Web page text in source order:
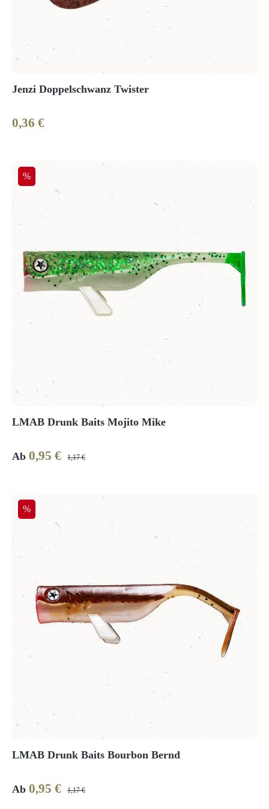
Jenzi Doppelschwanz Twister
Regulärer Preis:
0,36 €
Rabatt
%
LMAB Drunk Baits Mojito Mike
Verkaufspreis:
Ab 0,95 € Regulärer Preis:
1,17 €
Rabatt
%
LMAB Drunk Baits Bourbon Bernd
Verkaufspreis:
Ab 0,95 € Regulärer Preis:
1,17 €